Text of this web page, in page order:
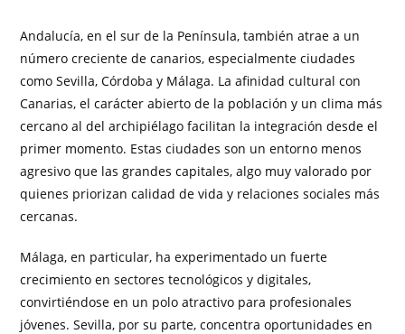
Andalucía, en el sur de la Península, también atrae a un
número creciente de canarios, especialmente ciudades
como Sevilla, Córdoba y Málaga. La afinidad cultural con
Canarias, el carácter abierto de la población y un clima más
cercano al del archipiélago facilitan la integración desde el
primer momento. Estas ciudades son un entorno menos
agresivo que las grandes capitales, algo muy valorado por
quienes priorizan calidad de vida y relaciones sociales más
cercanas.
Málaga, en particular, ha experimentado un fuerte
crecimiento en sectores tecnológicos y digitales,
convirtiéndose en un polo atractivo para profesionales
jóvenes. Sevilla, por su parte, concentra oportunidades en